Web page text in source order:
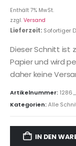
Enthält 7% MwSt.
zzgl. Versand
Lieferzeit: Sofortiger
Dieser Schnitt ist
Papier und wird
daher keine
Artikelnummer:
Kategorien:Alle
IN DEN